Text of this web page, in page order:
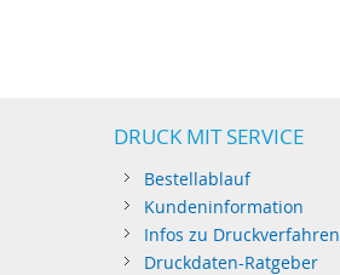
DRUCK MIT SERVICE
Bestellablauf
Kundeninformation
Infos zu Druckverfahren
Druckdaten-Ratgeber